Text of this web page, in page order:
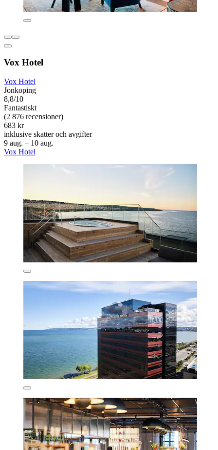
Vox Hotel
Vox Hotel
Jonkoping
8,8/10
Fantastiskt
(2 876 recensioner)
683 kr
inklusive skatter och avgifter
9 aug. – 10 aug.
Vox Hotel